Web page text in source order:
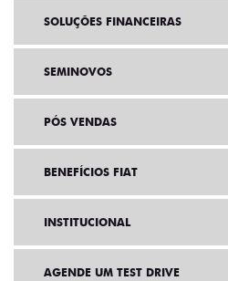
SOLUÇÕES FINANCEIRAS
SEMINOVOS
PÓS VENDAS
BENEFÍCIOS FIAT
INSTITUCIONAL
AGENDE UM TEST DRIVE